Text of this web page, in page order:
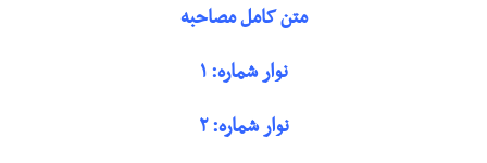
متن کامل مصاحبه
نوار شماره: ۱
نوار شماره: ۲